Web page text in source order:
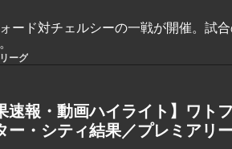
ード対チェルシーの一戦が開催。試
ーグ
速報・動画ハイライト】ワト
ー・シティ結果／プレミアリ